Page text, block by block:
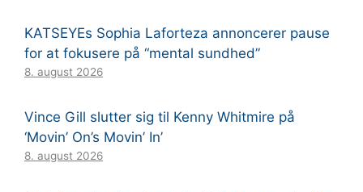
KATSEYEs Sophia Laforteza annoncerer pause
for at fokusere på “mental sundhed”
8. august 2026
Vince Gill slutter sig til Kenny Whitmire på
‘Movin’ On’s Movin’ In’
8. august 2026